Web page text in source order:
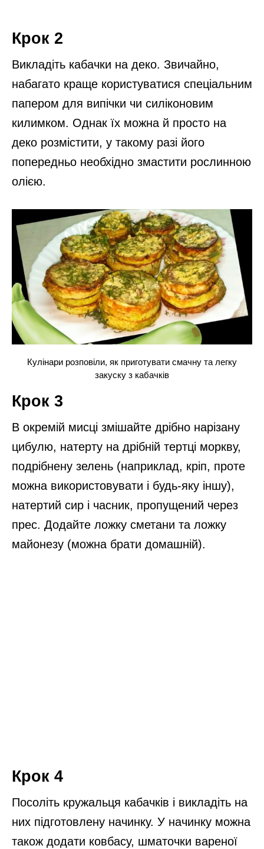
Крок 2
Викладіть кабачки на деко. Звичайно,
набагато краще користуватися спеціальним
папером для випічки чи силіконовим
килимком. Однак їх можна й просто на
деко розмістити, у такому разі його
попередньо необхідно змастити рослинною
олією.
Кулінари розповіли, як приготувати смачну та легку
закуску з кабачків
Крок 3
В окремій мисці змішайте дрібно нарізану
цибулю, натерту на дрібній тертці моркву,
подрібнену зелень (наприклад, кріп, проте
можна використовувати і будь-яку іншу),
натертий сир і часник, пропущений через
прес. Додайте ложку сметани та ложку
майонезу (можна брати домашній).
Крок 4
Посоліть кружальця кабачків і викладіть на
них підготовлену начинку. У начинку можна
також додати ковбасу, шматочки вареної